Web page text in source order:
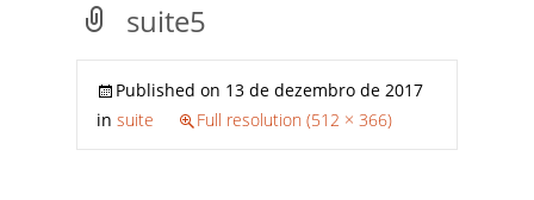
suite5
Published on 13 de dezembro de 2017
in suite Full resolution (512 × 366)